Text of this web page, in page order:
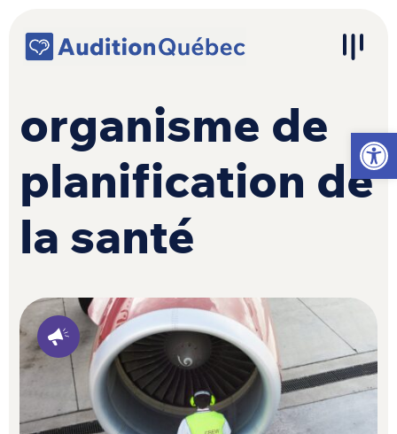
Ouvrir
Navigation principale
organisme de
planification de
la santé